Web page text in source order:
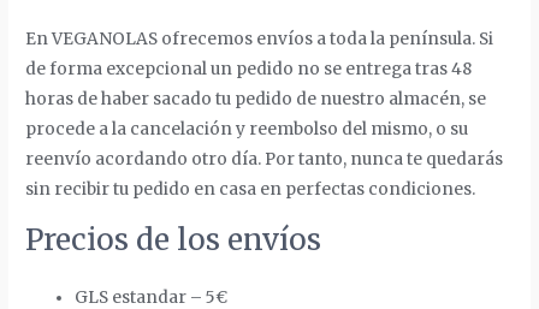
En VEGANOLAS ofrecemos envíos a toda la península. Si
de forma excepcional un pedido no se entrega tras 48
horas de haber sacado tu pedido de nuestro almacén, se
procede a la cancelación y reembolso del mismo, o su
reenvío acordando otro día. Por tanto, nunca te quedarás
sin recibir tu pedido en casa en perfectas condiciones.
Precios de los envíos
GLS estandar – 5€